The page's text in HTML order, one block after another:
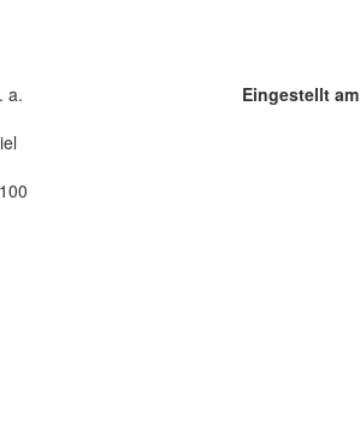
a.
Eingestellt am